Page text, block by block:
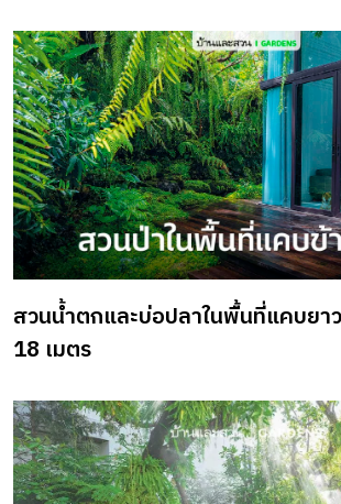
สวนน้ำตกและบ่อปลาในพื้นที่แคบยา
18 เมตร